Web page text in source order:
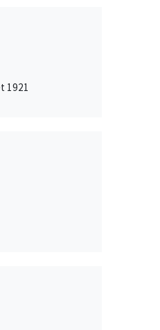
1921